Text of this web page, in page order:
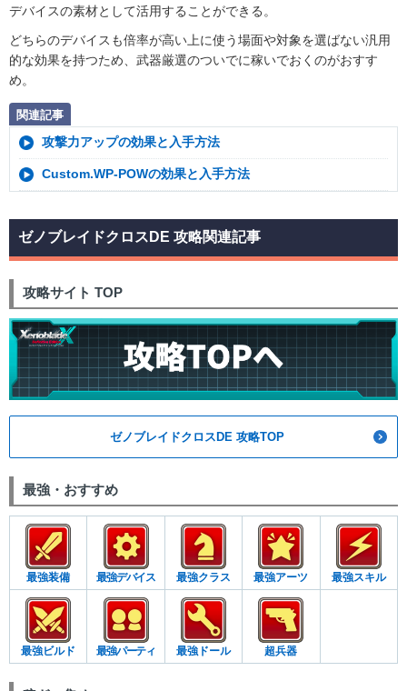
デバイスの素材として活用することができる。
どちらのデバイスも倍率が高い上に使う場面や対象を選ばない汎用
的な効果を持つため、武器厳選のついでに稼いでおくのがおすす
め。
関連記事
攻撃力アップの効果と入手方法
Custom.WP-POWの効果と入手方法
ゼノブレイドクロスDE 攻略関連記事
攻略サイト TOP
ゼノブレイドクロスDE 攻略TOP
最強・おすすめ
最強装備 最強デバイス 最強クラス 最強アーツ 最強スキル
最強ビルド 最強パーティ 最強ドール 超兵器